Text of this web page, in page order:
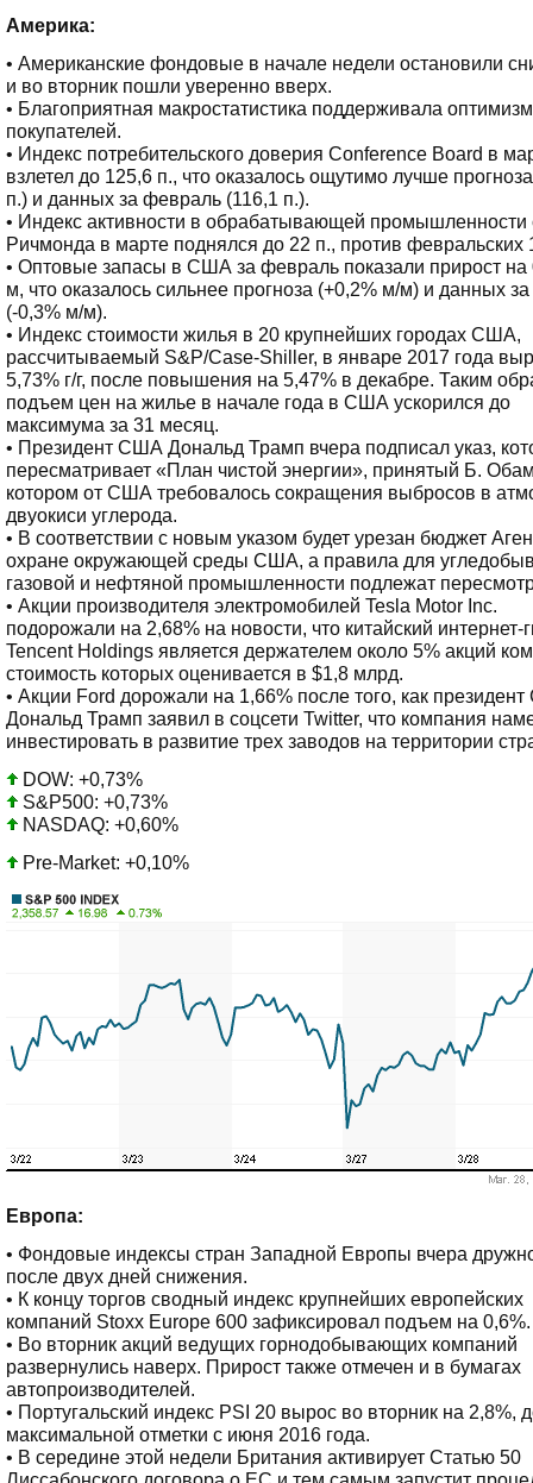
Америка:
• Американские фондовые в начале недели остановили
и во вторник пошли уверенно вверх.
• Благоприятная макростатистика поддерживала оптимизм
покупателей.
• Индекс потребительского доверия Conference Board в
взлетел до 125,6 п., что оказалось ощутимо лучше
п.) и данных за февраль (116,1 п.).
• Индекс активности в обрабатывающей
Ричмонда в марте поднялся до 22 п., против февральских
• Оптовые запасы в США за февраль показали прирост на
м, что оказалось сильнее прогноза (+0,2% м/м) и данных
(-0,3% м/м).
• Индекс стоимости жилья в 20 крупнейших городах США,
рассчитываемый S&P/Case-Shiller, в январе 2017 года
5,73% г/г, после повышения на 5,47% в декабре. Таким
подъем цен на жилье в начале года в США ускорился до
максимума за 31 месяц.
• Президент США Дональд Трамп вчера подписал указ,
пересматривает «План чистой энергии», принятый Б.
котором от США требовалось сокращения выбросов в
двуокиси углерода.
• В соответствии с новым указом будет урезан бюджет
охране окружающей среды США, а правила для
газовой и нефтяной промышленности подлежат
• Акции производителя электромобилей Tesla Motor Inc.
подорожали на 2,68% на новости, что китайский интернет-
Tencent Holdings является держателем около 5% акций
стоимость которых оценивается в $1,8 млрд.
• Акции Ford дорожали на 1,66% после того, как
Дональд Трамп заявил в соцсети Twitter, что компания
инвестировать в развитие трех заводов на территории
DOW: +0,73%
S&P500: +0,73%
NASDAQ: +0,60%
Pre-Market: +0,10%
Европа:
• Фондовые индексы стран Западной Европы вчера
после двух дней снижения.
• К концу торгов сводный индекс крупнейших европейских
компаний Stoxx Europe 600 зафиксировал подъем на 0,6%.
• Во вторник акций ведущих горнодобывающих компаний
развернулись наверх. Прирост также отмечен и в бумагах
автопроизводителей.
• Португальский индекс PSI 20 вырос во вторник на 2,8%,
максимальной отметки с июня 2016 года.
• В середине этой недели Британия активирует Статью 50